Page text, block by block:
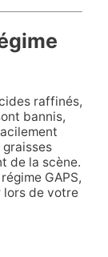
raffinés,
bannis,
de la scène.
GAPS,
lors de votre